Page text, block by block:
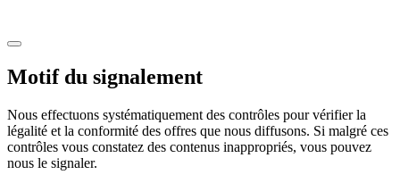
Motif du signalement
Nous effectuons systématiquement des contrôles pour vérifier la
légalité et la conformité des offres que nous diffusons. Si malgré ces
contrôles vous constatez des contenus inappropriés, vous pouvez
nous le signaler.